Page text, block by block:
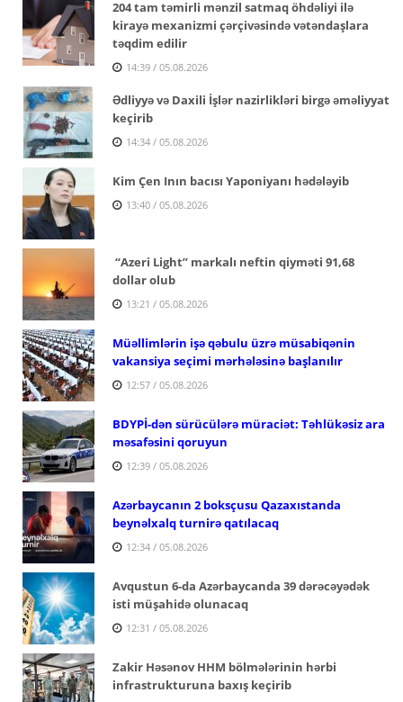
204 tam təmirli mənzil satmaq öhdəliyi ilə
kirayə mexanizmi çərçivəsində vətəndaşlara
təqdim edilir
14:39 / 05.08.2026
Ədliyyə və Daxili İşlər nazirlikləri birgə əməliyyat
keçirib
14:34 / 05.08.2026
Kim Çen Inın bacısı Yaponiyanı hədələyib
13:40 / 05.08.2026
“Azeri Light” markalı neftin qiyməti 91,68
dollar olub
13:21 / 05.08.2026
Müəllimlərin işə qəbulu üzrə müsabiqənin
vakansiya seçimi mərhələsinə başlanılır
12:57 / 05.08.2026
BDYPİ-dən sürücülərə müraciət: Təhlükəsiz ara
məsafəsini qoruyun
12:39 / 05.08.2026
Azərbaycanın 2 boksçusu Qazaxıstanda
beynəlxalq turnirə qatılacaq
12:34 / 05.08.2026
Avqustun 6-da Azərbaycanda 39 dərəcəyədək
isti müşahidə olunacaq
12:31 / 05.08.2026
Zakir Həsənov HHM bölmələrinin hərbi
infrastrukturuna baxış keçirib